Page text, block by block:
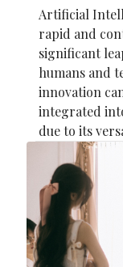
Artificial
rapid and
significant
humans and
innovation
integrated
due to its